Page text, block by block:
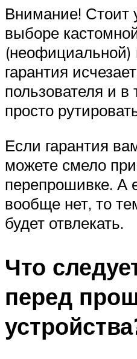
Внимание! Стоит
выборе
(неофициальной)
гарантия
пользователя и в
просто
Если гарантия
можете смело
перепрошивке. А
вообще нет, то
будет отвлекать.
Что
перед